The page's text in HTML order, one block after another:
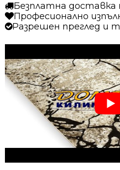
Безплатна доставка
Професионално
Разрешен преглед и